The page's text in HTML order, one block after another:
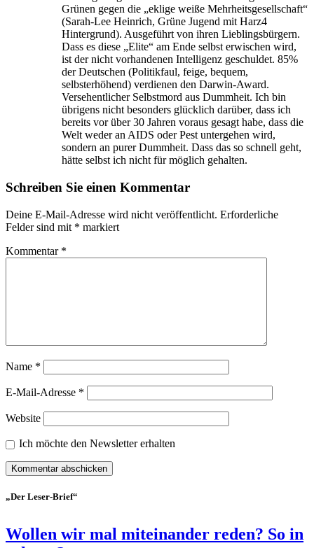
Grünen gegen die „eklige weiße Mehrheitsgesellschaft“
(Sarah-Lee Heinrich, Grüne Jugend mit Harz4
Hintergrund). Ausgeführt von ihren Lieblingsbürgern.
Dass es diese „Elite“ am Ende selbst erwischen wird,
ist der nicht vorhandenen Intelligenz geschuldet. 85%
der Deutschen (Politikfaul, feige, bequem,
selbsterhöhend) verdienen den Darwin-Award.
Versehentlicher Selbstmord aus Dummheit. Ich bin
übrigens nicht besonders glücklich darüber, dass ich
bereits vor über 30 Jahren voraus gesagt habe, dass die
Welt weder an AIDS oder Pest untergehen wird,
sondern an purer Dummheit. Dass das so schnell geht,
hätte selbst ich nicht für möglich gehalten.
Schreiben Sie einen Kommentar
Deine E-Mail-Adresse wird nicht veröffentlicht. Erforderliche
Felder sind mit * markiert
Kommentar *
Name *
E-Mail-Adresse *
Website
Ich möchte den Newsletter erhalten
„Der Leser-Brief“
Wollen wir mal miteinander reden? So in